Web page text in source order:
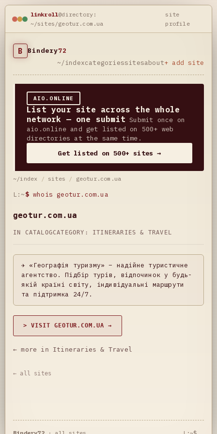
linkroll@directory:
~/sites/geotur.com.ua
site
profile
B Bindery72
~/indexcategoriessitesabout+ add site
AIO.ONLINE
List your site across the whole
network — one submit Submit once on
aio.online and get listed on 500+ web
directories at the same time.
Get listed on 500+ sites →
~/index / sites / geotur.com.ua
L:~$ whois geotur.com.ua
geotur.com.ua
IN CATALOGCATEGORY: ITINERARIES & TRAVEL
✈️ «Географія туризму» – надійне туристичне
агентство. Підбір турів, відпочинок у будь-
якій країні світу, індивідуальні маршрути
та підтримка 24/7.
> VISIT GEOTUR.COM.UA →
← more in Itineraries & Travel
← all sites